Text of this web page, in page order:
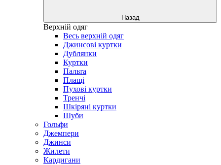
Назад
Верхній одяг
Весь верхній одяг
Джинсові куртки
Дублянки
Куртки
Пальта
Плащі
Пухові куртки
Тренчі
Шкіряні куртки
Шуби
Гольфи
Джемпери
Джинси
Жилети
Кардигани